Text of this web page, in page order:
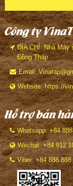
Công ty
ĐỊA CHỈ: Nhà Máy
Đồng Tháp
Email:
Website: https://
Hỗ trợ bán
Whatsapp: +84
Wechat: +84 912
Viber: +84 888 888